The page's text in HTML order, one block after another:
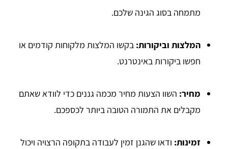
מתמחה בסוג הגינה שלכם.
המלצות וביקורות: בקשו המלצות מלקוחות קודמים או
חפשו ביקורות באינטרנט.
מחיר: השוו הצעות מחיר מכמה גננים כדי לוודא שאתם
מקבלים את התמורה הטובה ביותר לכספכם.
זמינות: ודאו שהגנן זמין לעבודה בתקופה הרצויה ויכול